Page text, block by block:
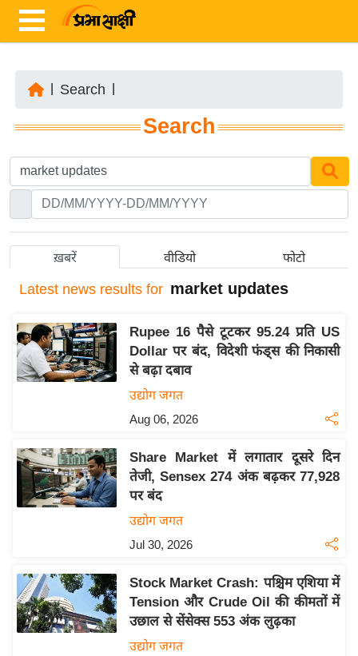
ज़ा
ख
र
ष्ट्री
अं
र्रा
ष्ट्री
य
स
उ
द्यो
ग
त
वि
शे
Search
Search
ख़बरें वीडियो फोटो
Latest news results for market updates
Rupee 16 पैसे टूटकर 95.24 प्रति US
Dollar पर बंद, विदेशी फंड्स की निकासी
से बढ़ा दबाव
उद्योग जगत
Aug 06, 2026
Share Market में लगातार दूसरे दिन
तेजी, Sensex 274 अंक बढ़कर 77,928
पर बंद
उद्योग जगत
Jul 30, 2026
Stock Market Crash: पश्चिम एशिया में
Tension और Crude Oil की कीमतों में
उछाल से सेंसेक्स 553 अंक लुढ़का
उद्योग जगत